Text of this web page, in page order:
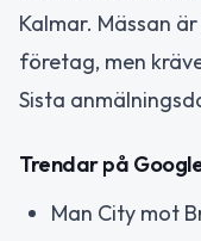
Kalmar. Mässan
företag, men
Sista
Trendar på
Man City mot